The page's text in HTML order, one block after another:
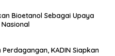
Bioetanol Sebagai Upaya
KADIN Siapkan